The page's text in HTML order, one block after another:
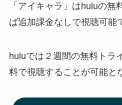
「アイキャラ」はhuluの
ば追加課金なしで視聴可能
huluでは２週間の無料トラ
料で視聴することが可能と